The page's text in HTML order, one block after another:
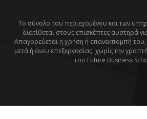
Το σύνολο του περιεχομένου και των
διατίθεται στους επισκέπτες αυστηρά
Απαγορεύεται η χρήση ή επανεκπομπή
μετά ή άνευ επεξεργασίας, χωρίς την
του Future Business